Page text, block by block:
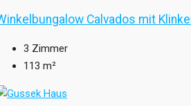
Calvados mit
3 Zimmer
113 m²